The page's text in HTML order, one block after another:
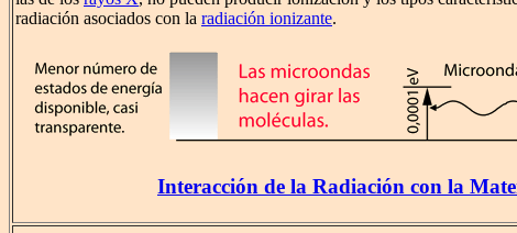
radiación asociados con la radiación ionizante.
Interacción de la Radiación con la